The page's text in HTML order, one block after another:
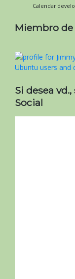
Calendar
Miembro de
Si desea
Social